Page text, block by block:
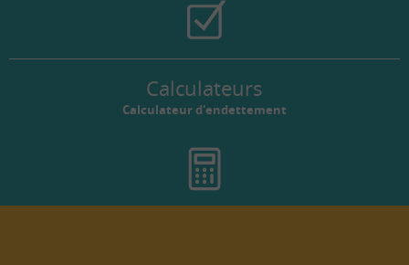
Calculateurs
Calculateur d'endettement